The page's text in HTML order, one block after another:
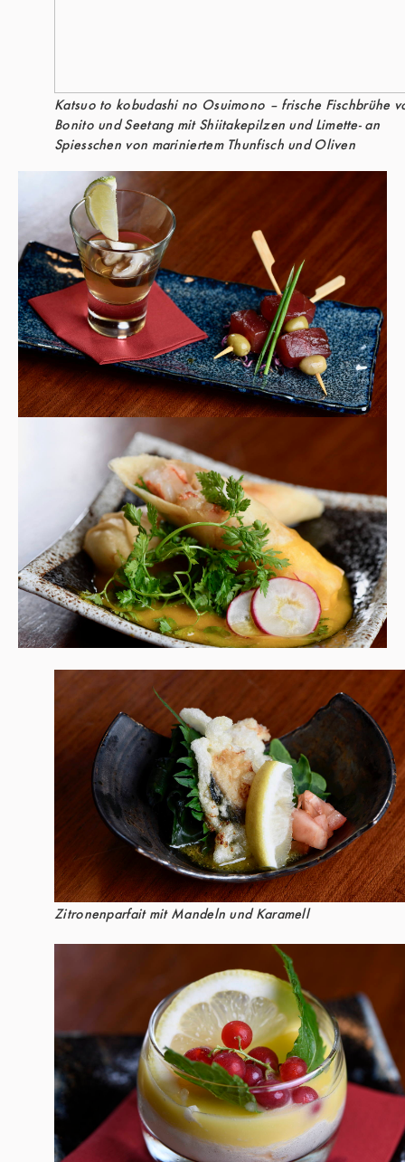
Katsuo to kobudashi no Osuimono – frische Fischbrühe
Bonito und Seetang mit Shiitakepilzen und Limette- an
Spiesschen von mariniertem Thunfisch und Oliven
Zitronenparfait mit Mandeln und Karamell